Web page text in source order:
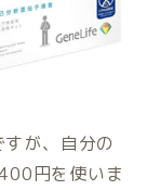
が、自分の
円を使いま